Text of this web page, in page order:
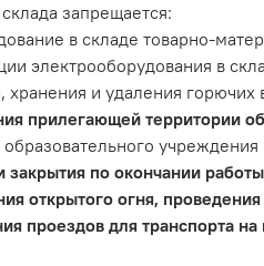
запрещается:
в складе товарно-
электрооборудования в
хранения и удаления
прилегающей территории
образовательного
закрытия по окончании
открытого огня,
проездов для транспорта